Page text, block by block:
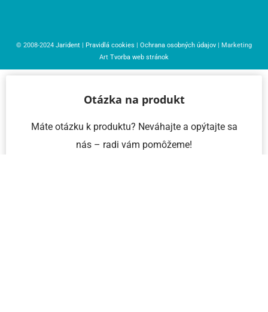
© 2008-2024 Jarident | Pravidlá cookies | Ochrana osobných údajov | Marketing
Art Tvorba web stránok
Otázka na produkt
Máte otázku k produktu? Neváhajte a opýtajte sa
nás – radi vám pomôžeme!